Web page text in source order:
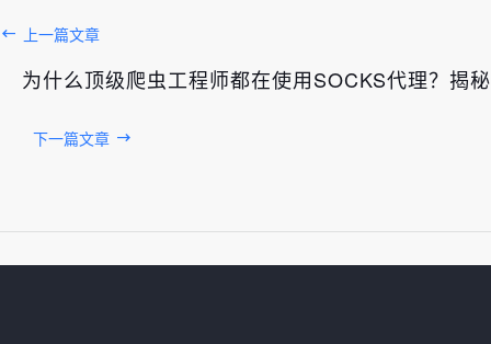
上一篇文章
为什么顶级爬虫工程师都在使用SOCKS代理？揭
下一篇文章